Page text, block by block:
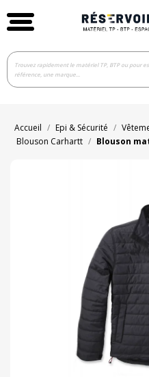
Accueil Epi & Sécurité
Blouson Carhartt
Blouson